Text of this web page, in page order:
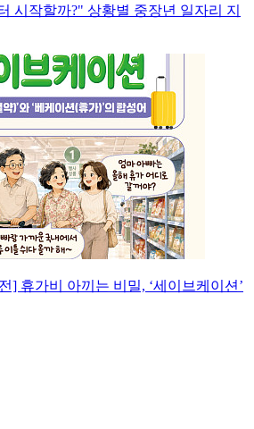
시작할까?" 상황별 중장년 일자리 지
] 휴가비 아끼는 비밀, ‘세이브케이션’